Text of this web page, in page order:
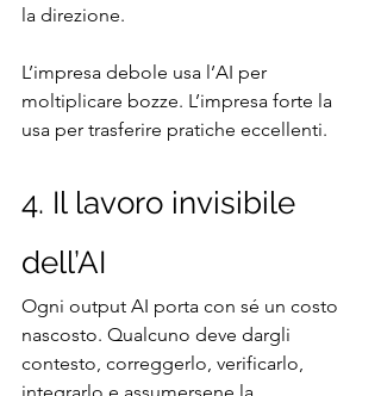
la direzione.
L’impresa debole usa l’AI per
moltiplicare bozze. L’impresa forte la
usa per trasferire pratiche eccellenti.
4. Il lavoro invisibile
dell’AI
Ogni output AI porta con sé un costo
nascosto. Qualcuno deve dargli
contesto, correggerlo, verificarlo,